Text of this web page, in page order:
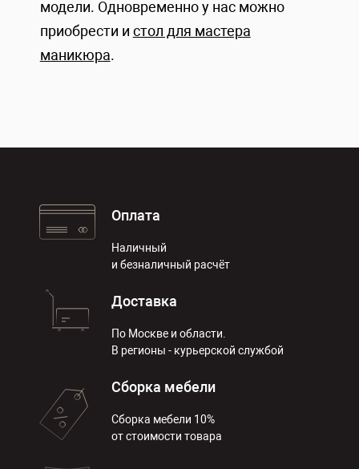
модели. Одновременно у нас можно
приобрести и стол для мастера
маникюра.
Оплата
Наличный
и безналичный расчёт
Доставка
По Москве и области.
В регионы - курьерской службой
Сборка мебели
Сборка мебели 10%
от стоимости товара